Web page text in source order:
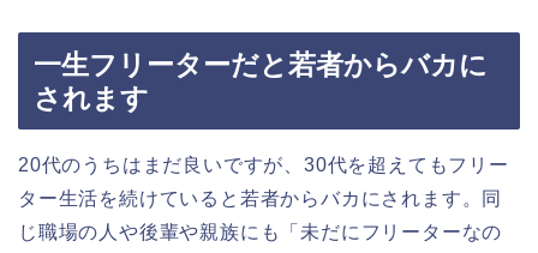
一生フリーターだと若者からバカに
されます
20代のうちはまだ良いですが、30代を超えてもフリー
ター生活を続けていると若者からバカにされます。同
じ職場の人や後輩や親族にも「未だにフリーターなの